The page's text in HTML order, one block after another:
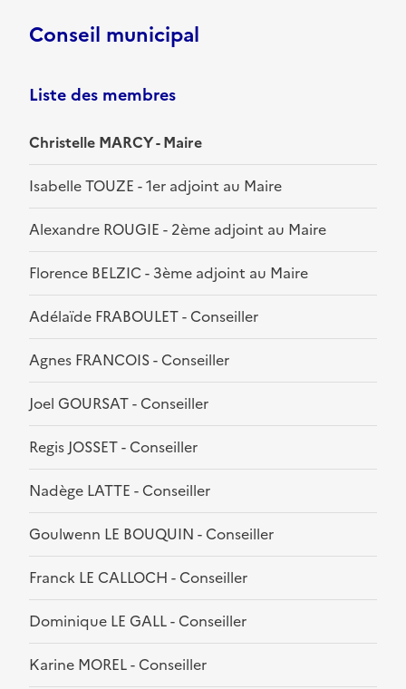
Conseil municipal
Liste des membres
Christelle MARCY - Maire
Isabelle TOUZE - 1er adjoint au Maire
Alexandre ROUGIE - 2ème adjoint au Maire
Florence BELZIC - 3ème adjoint au Maire
Adélaïde FRABOULET - Conseiller
Agnes FRANCOIS - Conseiller
Joel GOURSAT - Conseiller
Regis JOSSET - Conseiller
Nadège LATTE - Conseiller
Goulwenn LE BOUQUIN - Conseiller
Franck LE CALLOCH - Conseiller
Dominique LE GALL - Conseiller
Karine MOREL - Conseiller